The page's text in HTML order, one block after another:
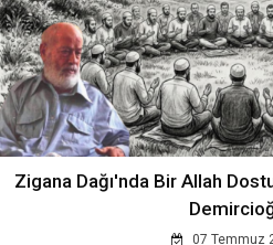
Zigana Dağı'nda Bir Allah
07 Temmuz